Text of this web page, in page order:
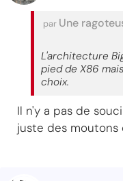
par Une
L'architecture
pied de X86
choix.
Il n'y a pas de
juste des